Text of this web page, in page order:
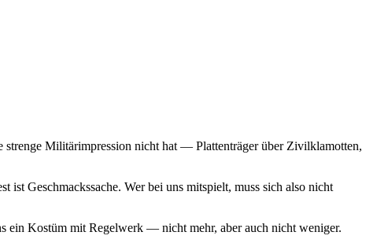
strenge Militärimpression nicht hat — Plattenträger über Zivilklamotten,
Geschmackssache. Wer bei uns mitspielt, muss sich also nicht
ein Kostüm mit Regelwerk — nicht mehr, aber auch nicht weniger.